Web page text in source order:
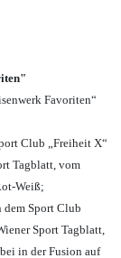
Favoriten“
Club „Freiheit X“
Tagblatt, vom
Weiß;
dem Sport Club
Sport Tagblatt,
in der Fusion auf